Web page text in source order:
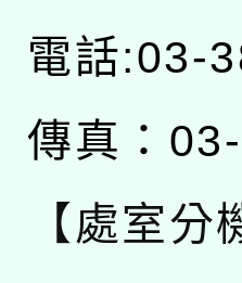
電話:03-
傳真：
【處室分